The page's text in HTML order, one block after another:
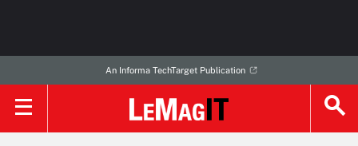
An Informa TechTarget Publication